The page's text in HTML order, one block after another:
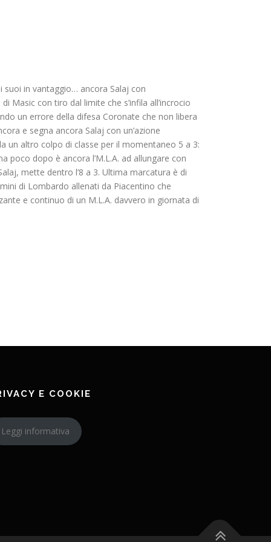
suoi in vantaggio… ancora Salaj con
con tiro dal limite che s’infila all’incrocio
un errore della difesa Coronate che non libera
e segna ancora Salaj con un’azione
un altro colpo di classe per il momentaneo 5 a 3:
dopo è ancora l’M.L.A. ad allungare con
mette dentro l’8 a 3. Ultima marcatura è di
di Lombardo allenati da Piacentino che
e continuo di un M.L.A. davvero in giornata di
E COOKIE
Leggi informativa